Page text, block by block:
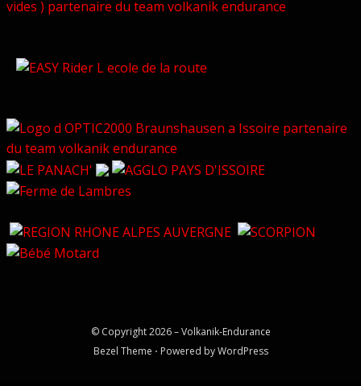
© Copyright 2026 –Volkanik-Endurance
Bezel Theme ⋅ Powered byWordPress